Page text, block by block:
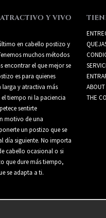
Y VIVO
en cabello postizo y
muchos métodos
encontrar el que mejor se
es para quienes
larga y atractiva más
tiempo ni la paciencia
sentirte
motivo de una
un postizo que se
día siguiente. No importa
cabello ocasional o si
que dure más tiempo,
se adapta a ti.
THE